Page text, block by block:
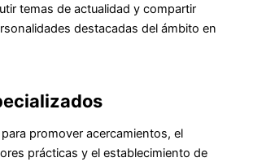
temas de actualidad y compartir
destacadas del ámbito en
promover acercamientos, el
prácticas y el establecimiento de